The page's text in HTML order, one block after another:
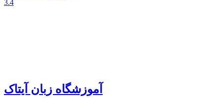
3.4
آموزشگاه زبان آیتاک